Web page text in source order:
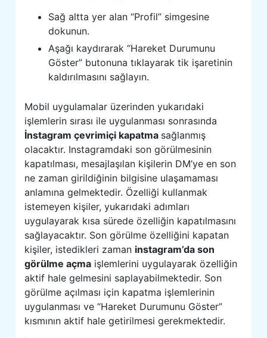
Sağ altta yer alan “Profil” simgesine
dokunun.
Aşağı kaydırarak “Hareket Durumunu
Göster” butonuna tıklayarak tik işaretinin
kaldırılmasını sağlayın.
Mobil uygulamalar üzerinden yukarıdaki
işlemlerin sırası ile uygulanması sonrasında
İnstagram çevrimiçi kapatma sağlanmış
olacaktır. Instagramdaki son görülmesinin
kapatılması, mesajlaşılan kişilerin DM’ye en son
ne zaman girildiğinin bilgisine ulaşamaması
anlamına gelmektedir. Özelliği kullanmak
istemeyen kişiler, yukarıdaki adımları
uygulayarak kısa sürede özelliğin kapatılmasını
sağlayacaktır. Son görülme özelliğini kapatan
kişiler, istedikleri zaman instagram’da son
görülme açma işlemlerini uygulayarak özelliğin
aktif hale gelmesini saplayabilmektedir. Son
görülme açılması için kapatma işlemlerinin
uygulanması ve “Hareket Durumunu Göster”
kısmının aktif hale getirilmesi gerekmektedir.